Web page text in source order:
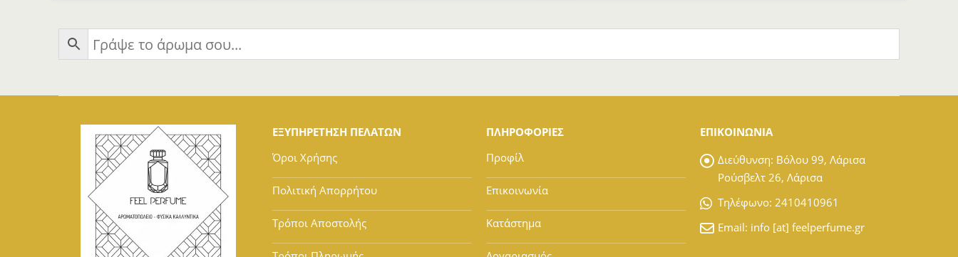
ΕΞΥΠΗΡΕΤΗΣΗ ΠΕΛΑΤΩΝ
Όροι Χρήσης
Πολιτική Απορρήτου
Τρόποι Αποστολής
ΠΛΗΡΟΦΟΡΙΕΣ
Προφίλ
Επικοινωνία
Κατάστημα
ΕΠΙΚΟΙΝΩΝΙΑ
Διεύθυνση: Βόλου 99, Λάρισα
Ρούσβελτ 26, Λάρισα
Tηλέφωνο: 2410410961
Email: info [at] feelperfume.gr